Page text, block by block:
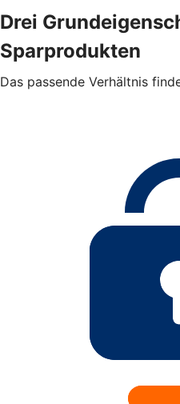
Drei
Sparprodukten
Das passende Verhältnis